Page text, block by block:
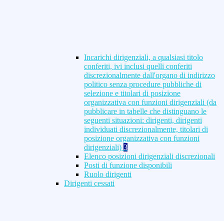
Incarichi dirigenziali, a qualsiasi titolo
conferiti, ivi inclusi quelli conferiti
discrezionalmente dall'organo di indirizzo
politico senza procedure pubbliche di
selezione e titolari di posizione
organizzativa con funzioni dirigenziali (da
pubblicare in tabelle che distinguano le
seguenti situazioni: dirigenti, dirigenti
individuati discrezionalmente, titolari di
posizione organizzativa con funzioni
dirigenziali) 3
Elenco posizioni dirigenziali discrezionali
Posti di funzione disponibili
Ruolo dirigenti
Dirigenti cessati